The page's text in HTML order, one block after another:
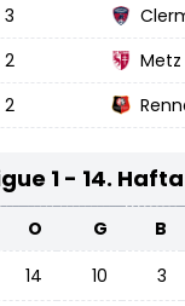
3
2 Metz
2
1 - 14.
O G B
14 10 3